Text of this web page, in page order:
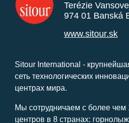
Terézie
974 01 Banská
www.sitour.sk
Sitour International -
сеть технологических
центрах мира.
Мы сотрудничаем с более чем
центров в 8 странах: